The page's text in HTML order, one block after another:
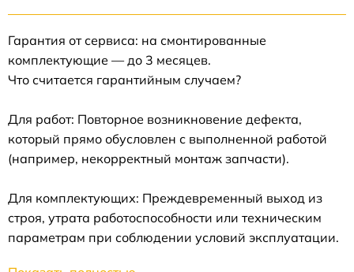
Гарантия от сервиса: на смонтированные
комплектующие — до 3 месяцев.
Что считается гарантийным случаем?
Для работ: Повторное возникновение дефекта,
который прямо обусловлен с выполненной работой
(например, некорректный монтаж запчасти).
Для комплектующих: Преждевременный выход из
строя, утрата работоспособности или техническим
параметрам при соблюдении условий эксплуатации.